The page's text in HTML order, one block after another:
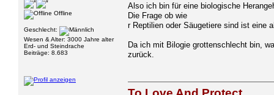
Offline
Geschlecht:
Wesen & Alter: 3000 Jahre alter
Erd- und Steindrache
Beiträge: 8.683
Also ich bin für eine biologische
Die Frage ob wie
r Reptilien oder Säugetiere sind ist eine
Da ich mit Bilogie grottenschlecht bin,
zurück.